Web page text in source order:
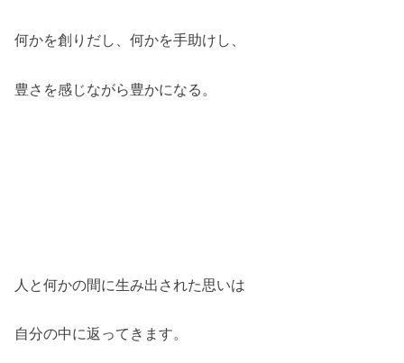
何かを創りだし、何かを手助けし、
豊さを感じながら豊かになる。
人と何かの間に生み出された思いは
自分の中に返ってきます。